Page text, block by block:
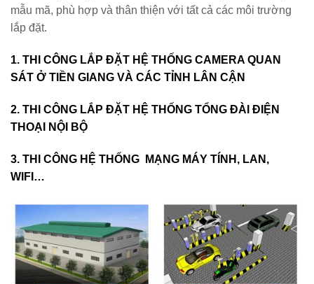
mẫu mã, phù hợp và thân thiện với tất cả các môi trường
lắp đặt.
1. THI CÔNG LẮP ĐẶT HỆ THỐNG CAMERA QUAN
SÁT Ở TIỀN GIANG VÀ CÁC TỈNH LÂN CẬN
2. THI CÔNG LẮP ĐẶT HỆ THỐNG TỔNG ĐÀI ĐIỆN
THOẠI NỘI BỘ
3. THI CÔNG HỆ THỐNG MẠNG MÁY TÍNH, LAN,
WIFI…